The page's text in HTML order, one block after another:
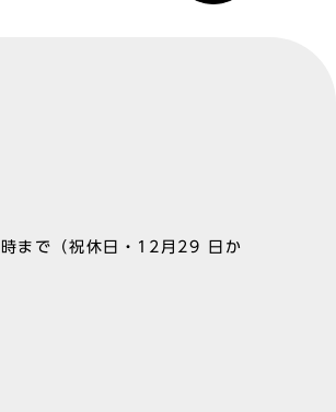
まで（祝休日・12月29 日か